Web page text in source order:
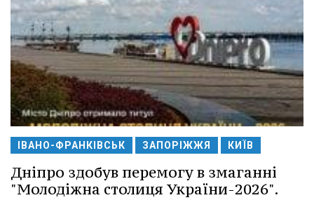
ІВАНО-ФРАНКІВСЬК ЗАПОРІЖЖЯ КИЇВ
Дніпро здобув перемогу в змаганні
"Молодіжна столиця України-2026".